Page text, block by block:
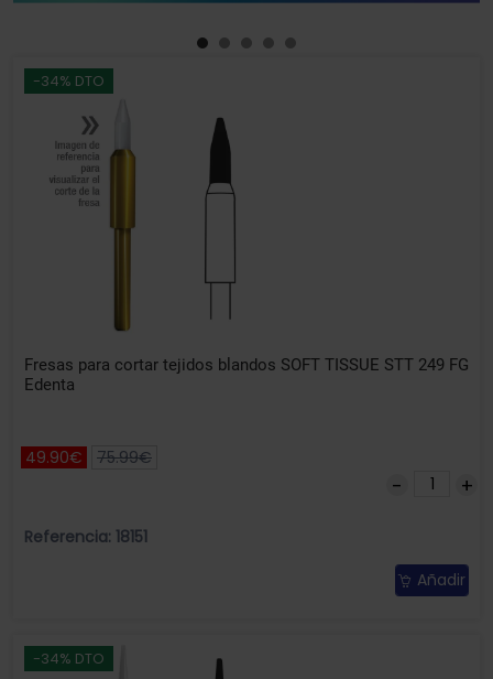
-34% DTO
Fresas para cortar tejidos blandos SOFT TISSUE STT 249 FG
Edenta
49.90€ 75.99€
Referencia: 18151
Añadir
-34% DTO